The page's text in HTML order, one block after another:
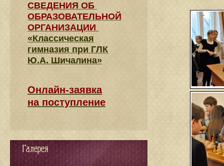
СВЕДЕНИЯ​ ОБ
ОБРАЗОВАТЕЛЬНОЙ
ОРГАНИЗАЦИИ
«Классическая
гимназия при ГЛК
Ю.А. Шичалина»
Онлайн-заявка
на поступление
Галерея